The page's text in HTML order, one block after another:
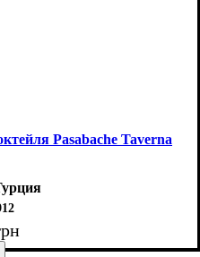
Pasabache Taverna